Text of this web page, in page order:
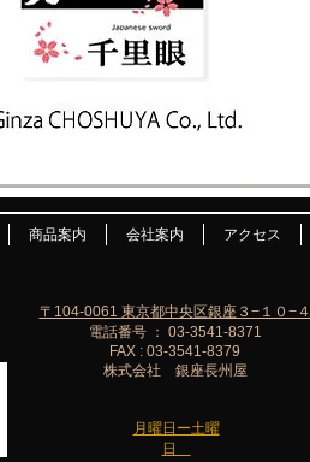
商品案内 会社案内 アクセス
月曜日ー土曜
日
〒104-0061 東京都中央区銀座３−１０−４
電話番号 ： 03-3541-8371
FAX : 03-3541-8379
株式会社 銀座長州屋